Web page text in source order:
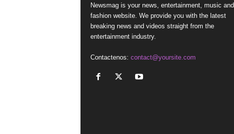
Newsmag is your news, entertainment, music and
fashion website. We provide you with the latest
breaking news and videos straight from the
entertainment industry.
Contactenos: contact@yoursite.com